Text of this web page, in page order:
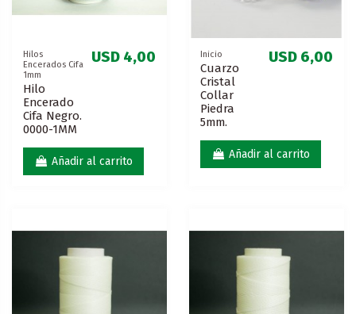
Hilos
Encerados Cifa
1mm
Hilo
Encerado
Cifa Negro.
0000-1MM
USD 4,00
Añadir al carrito
Inicio
Cuarzo
Cristal
Collar
Piedra
5mm.
USD 6,00
Añadir al carrito